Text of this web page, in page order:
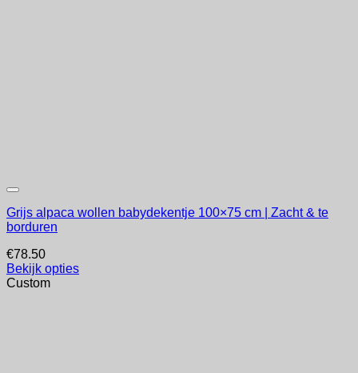
Grijs alpaca wollen babydekentje 100×75 cm | Zacht & te
borduren
€78.50
Bekijk opties
Custom